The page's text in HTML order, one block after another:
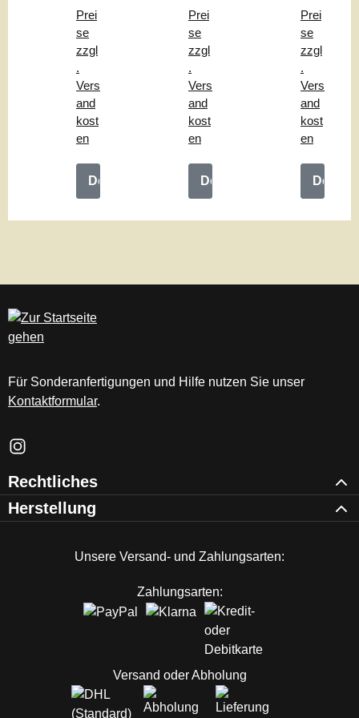
"
Prei
se
zzgl
.
Vers
and
kost
en
Details
hle
"
Prei
se
zzgl
.
Vers
and
kost
en
Details
ng
"
Prei
se
zzgl
.
Vers
and
kost
en
Details
Für Sonderanfertigungen und Hilfe nutzen Sie unser
Kontaktformular.
Schau auf Instagram vorbei – öffnet in neuem Tab (externer
Rechtliches
Herstellung
Unsere Versand- und Zahlungsarten:
Zahlungsarten:
Versand oder Abholung